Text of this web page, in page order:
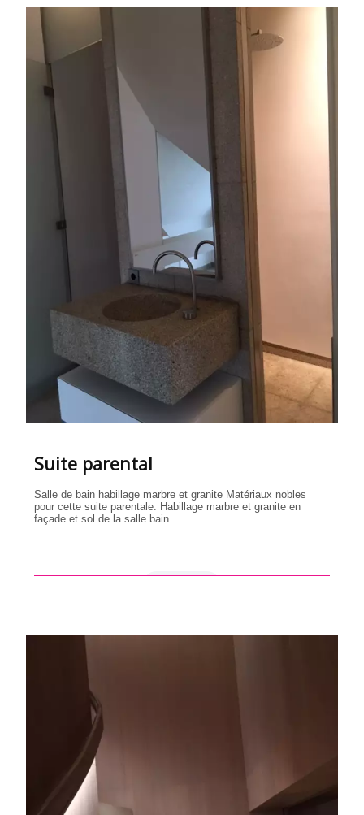
Suite parental
Salle de bain habillage marbre et granite Matériaux nobles
pour cette suite parentale. Habillage marbre et granite en
façade et sol de la salle bain....